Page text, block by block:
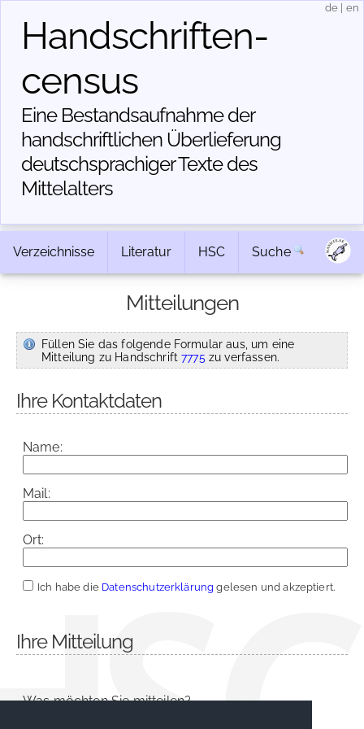
Handschriften­
census
Eine Bestandsaufnahme der
handschriftlichen Über­lieferung
deutschsprachiger Texte des
Mittelalters
de en
Verzeichnisse Literatur HSC Suche
Mitteilungen
Füllen Sie das folgende Formular aus, um eine
Mitteilung zu Handschrift7775 zu verfassen.
Ihre Kontaktdaten
Name:
Mail:
Ort:
Ich habe die Datenschutzerklärung gelesen und akzeptiert.
Ihre Mitteilung
Was möchten Sie mitteilen?